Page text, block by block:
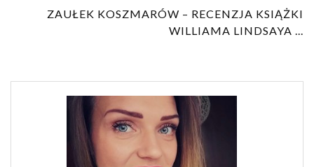
ZAUŁEK KOSZMARÓW – RECENZJA KSIĄŻKI
WILLIAMA LINDSAYA ...